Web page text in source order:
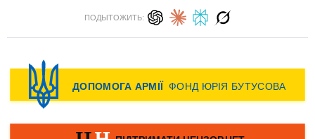
ПОДЫТОЖИТЬ: